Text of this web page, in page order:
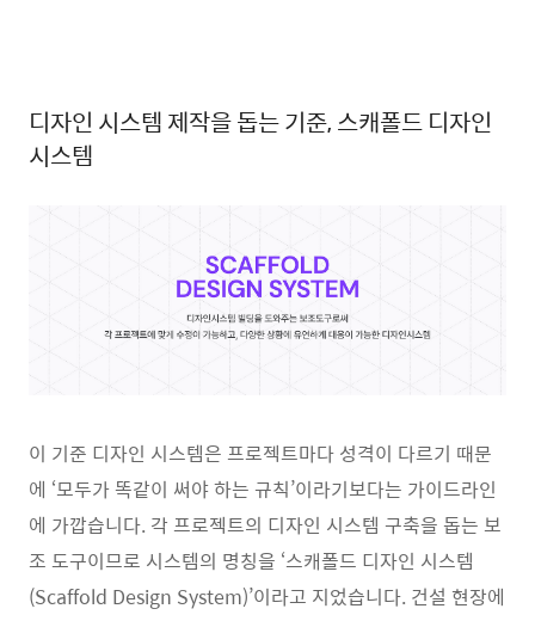
디자인 시스템 제작을 돕는 기준, 스캐폴드 디자인
시스템
이 기준 디자인 시스템은 프로젝트마다 성격이 다르기 때문
에 ‘모두가 똑같이 써야 하는 규칙’이라기보다는 가이드라인
에 가깝습니다. 각 프로젝트의 디자인 시스템 구축을 돕는 보
조 도구이므로 시스템의 명칭을 ‘스캐폴드 디자인 시스템
(Scaffold Design System)’이라고 지었습니다. 건설 현장에